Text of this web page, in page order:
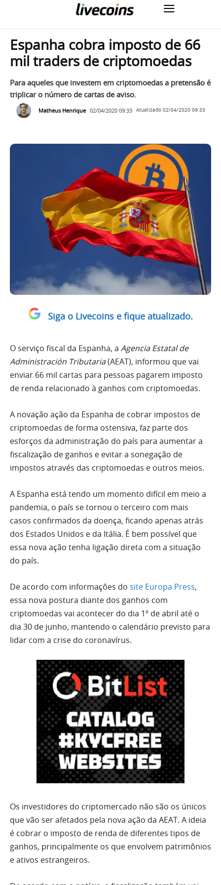
Espanha cobra imposto de 66
mil traders de criptomoedas
Para aqueles que investem em criptomoedas a pretensão é
triplicar o número de cartas de aviso.
Matheus Henrique 02/04/2020 09:33 Atualizado 02/04/2020 09:33
Siga o Livecoins e fique atualizado.
O serviço fiscal da Espanha, a Agencia Estatal de
Administración Tributaria(AEAT), informou que vai
enviar 66 mil cartas para pessoas pagarem imposto
de renda relacionado à ganhos com criptomoedas.
A novação ação da Espanha de cobrar impostos de
criptomoedas de forma ostensiva, faz parte dos
esforços da administração do país para aumentar a
fiscalização de ganhos e evitar a sonegação de
impostos através das criptomoedas e outros meios.
A Espanha está tendo um momento difícil em meio a
pandemia, o país se tornou o terceiro com mais
casos confirmados da doença, ficando apenas atrás
dos Estados Unidos e da Itália. É bem possível que
essa nova ação tenha ligação direta com a situação
do país.
De acordo com informações do site Europa Press,
essa nova postura diante dos ganhos com
criptomoedas vai acontecer do dia 1º de abril até o
dia 30 de junho, mantendo o calendário previsto para
lidar com a crise do coronavírus.
Os investidores do criptomercado não são os únicos
que vão ser afetados pela nova ação da AEAT. A ideia
é cobrar o imposto de renda de diferentes tipos de
ganhos, principalmente os que envolvem patrimônios
e ativos estrangeiros.